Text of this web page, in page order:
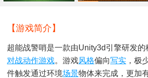
【游戏简介】
超能战警哨是一款由unity3d引擎研发的
对战动作游戏。游戏风格偏向写实 ，极
件触发通过环境场景物体来完成，更加